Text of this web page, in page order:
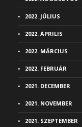
2022. JÚLIUS
2022. ÁPRILIS
2022. MÁRCIUS
2022. FEBRUÁR
2021. DECEMBER
2021. NOVEMBER
2021. SZEPTEMBER